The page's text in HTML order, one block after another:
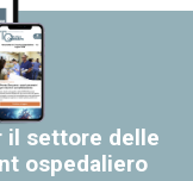
il settore delle
ospedaliero